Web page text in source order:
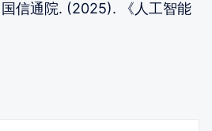
信通院. (2025). 《人工智能